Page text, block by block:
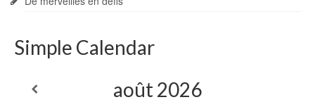
Simple Calendar
août 2026